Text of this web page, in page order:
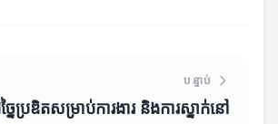
បន្ទាប់
នៃប្រឌិតសម្រាប់ការងារ និងការស្នាក់នៅ